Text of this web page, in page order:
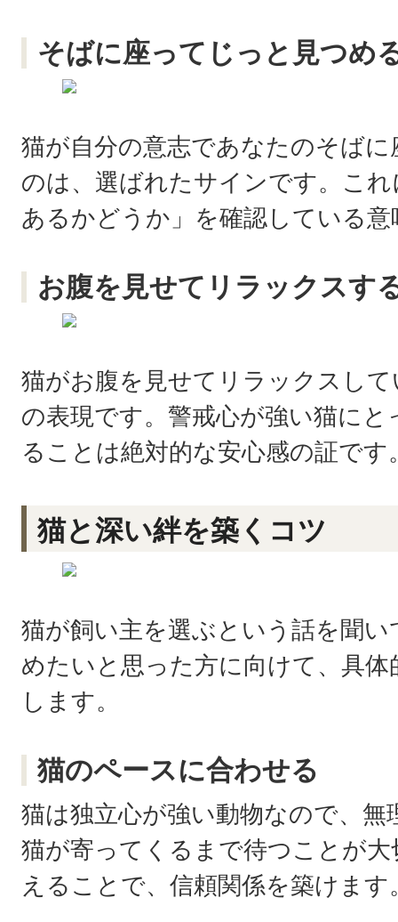
そばに座ってじっと見つめ
猫が自分の意志であなたのそば
のは、選ばれたサインです。こ
あるかどうか」を確認している
お腹を見せてリラックスす
猫がお腹を見せてリラックスし
の表現です。警戒心が強い猫に
ることは絶対的な安心感の証です
猫と深い絆を築くコツ
猫が飼い主を選ぶという話を聞
めたいと思った方に向けて、具
します。
猫のペースに合わせる
猫は独立心が強い動物なので、
猫が寄ってくるまで待つことが
えることで、信頼関係を築けます